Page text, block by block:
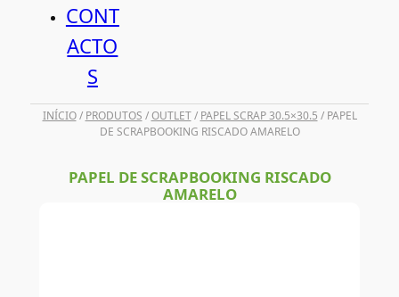
CONT
ACTO
S
INÍCIO/ PRODUTOS /OUTLET/ PAPEL SCRAP 30.5×30.5 / PAPEL
DE SCRAPBOOKING RISCADO AMARELO
PAPEL DE SCRAPBOOKING RISCADO
AMARELO